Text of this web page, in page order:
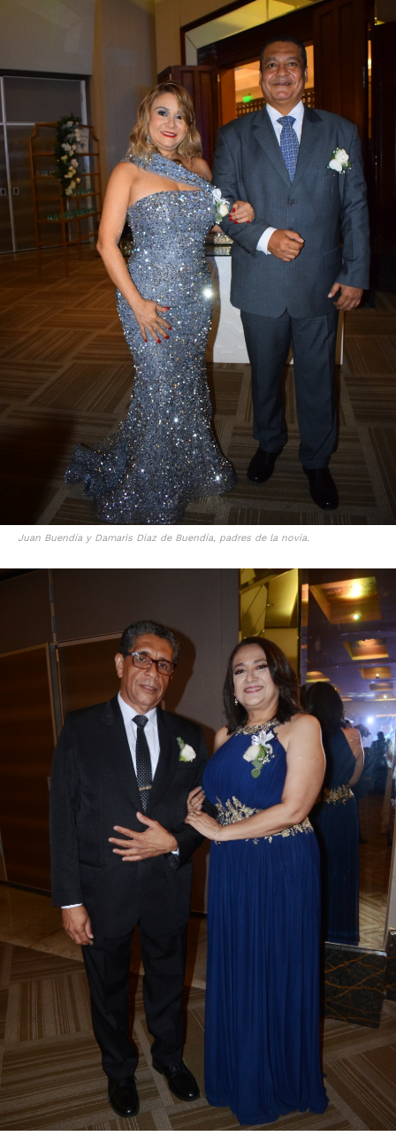
Juan Buendía y Damaris Díaz de Buendía, padres de la novia.